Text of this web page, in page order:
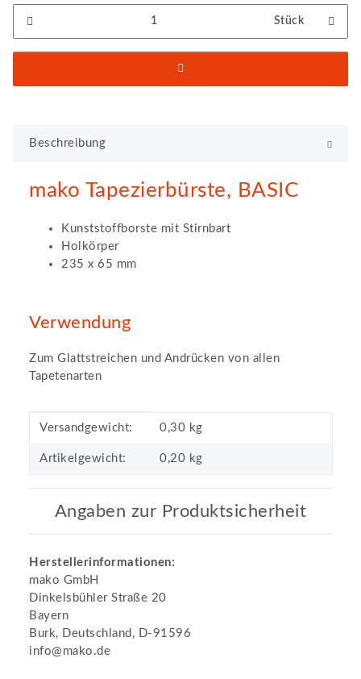
Stück
Beschreibung
mako Tapezierbürste, BASIC
Kunststoffborste mit Stirnbart
Holkörper
235 x 65 mm
Verwendung
Zum Glattstreichen und Andrücken von allen
Tapetenarten
Produkteigenschaft
Wert
Versandgewicht: 0,30 kg
Artikelgewicht: 0,20 kg
Angaben zur Produktsicherheit
Herstellerinformationen:
mako GmbH
Dinkelsbühler Straße 20
Bayern
Burk, Deutschland, D-91596
info@mako.de